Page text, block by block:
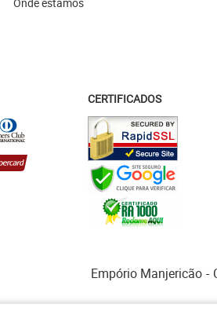
CERTIFICADOS
Empório Manjericão